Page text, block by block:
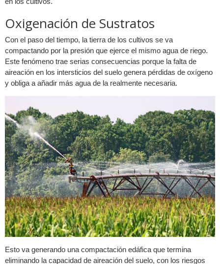
Oxigenación de Sustratos
Con el paso del tiempo, la tierra de los cultivos se va
compactando por la presión que ejerce el mismo agua de riego.
Este fenómeno trae serias consecuencias porque la falta de
aireación en los intersticios del suelo genera pérdidas de oxígeno
y obliga a añadir más agua de la realmente necesaria.
Esto va generando una compactación edáfica que termina
eliminando la capacidad de aireación del suelo, con los riesgos